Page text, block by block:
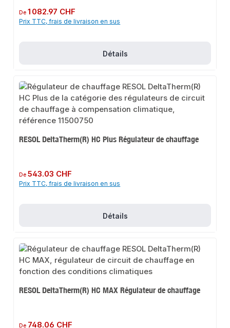
Prix régulier :
De1 082.97 CHF
Prix TTC, frais de livraison en sus
Détails
RESOL DeltaTherm(R) HC Plus Régulateur de chauffage
Prix régulier :
De543.03 CHF
Prix TTC, frais de livraison en sus
Détails
RESOL DeltaTherm(R) HC MAX Régulateur de chauffage
Prix régulier :
De 748.06 CHF